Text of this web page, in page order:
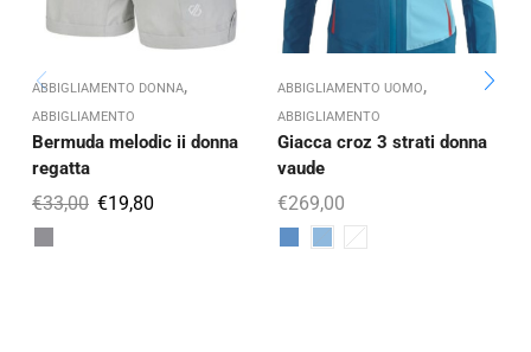
ABBIGLIAMENTO DONNA,
ABBIGLIAMENTO
Bermuda melodic ii donna
regatta
€33,00 €19,80
ABBIGLIAMENTO UOMO,
ABBIGLIAMENTO
Giacca croz 3 strati donna
vaude
€269,00